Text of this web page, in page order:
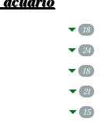
18
24
18
21
15